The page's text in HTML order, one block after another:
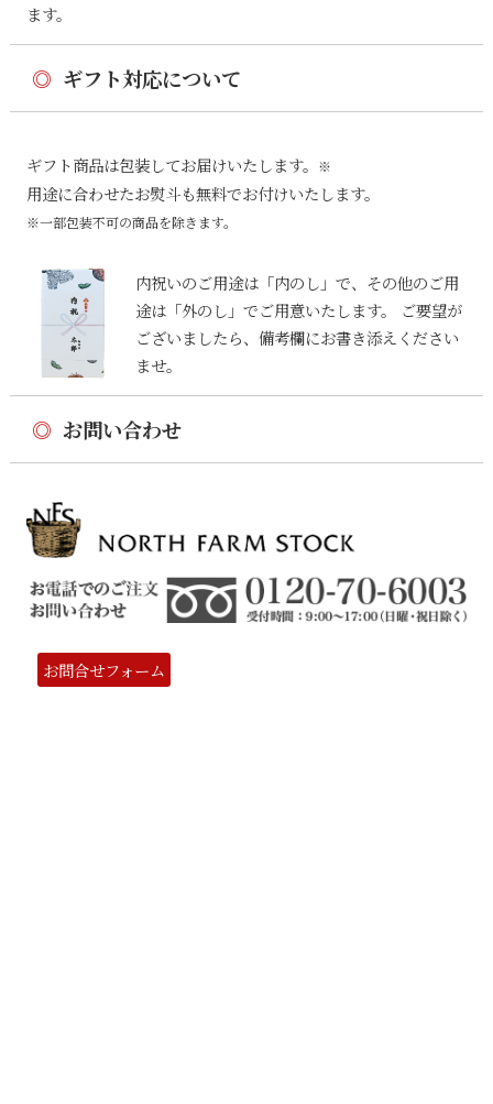
ます。
◎ ギフト対応について
ギフト商品は包装してお届けいたします。 ※
用途に合わせたお熨斗も無料でお付けいたします。
※一部包装不可の商品を除きます。
内祝いのご用途は「内のし」で、その他のご用
途は「外のし」でご用意いたします。 ご要望が
ございましたら、備考欄にお書き添えください
ませ。
◎ お問い合わせ
お問合せフォーム